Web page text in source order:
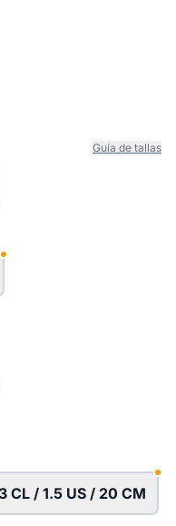
Guía de tallas
CL / 1.5 US / 20 CM